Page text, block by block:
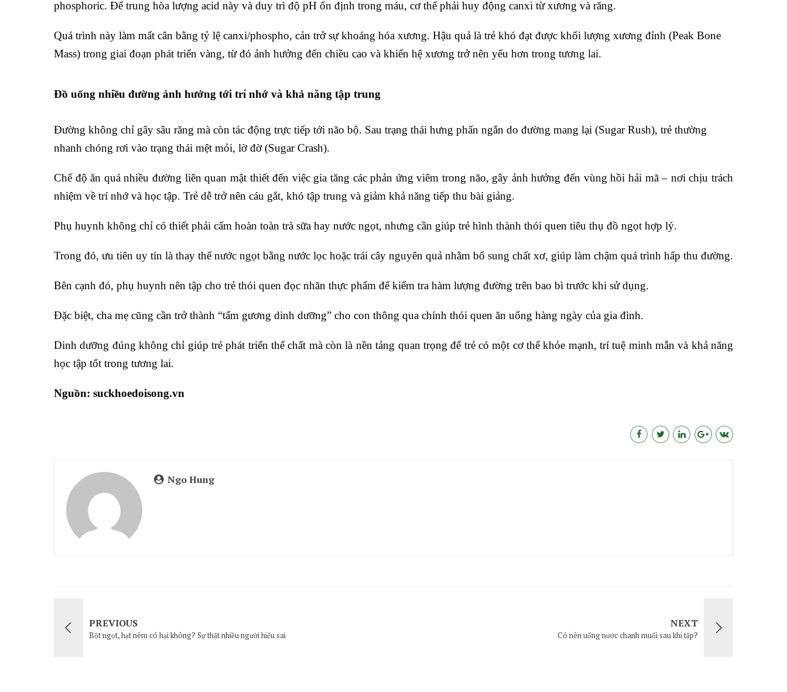
phosphoric. Để trung hòa lượng acid này và duy trì độ pH ổn định trong máu, cơ thể phải huy động canxi từ xương và răng.
Quá trình này làm mất cân bằng tỷ lệ canxi/phospho, cản trở sự khoáng hóa xương. Hậu quả là trẻ khó đạt được khối lượng xương đỉnh (Peak Bone
Mass) trong giai đoạn phát triển vàng, từ đó ảnh hưởng đến chiều cao và khiến hệ xương trở nên yếu hơn trong tương lai.
Đồ uống nhiều đường ảnh hưởng tới trí nhớ và khả năng tập trung
Đường không chỉ gây sâu răng mà còn tác động trực tiếp tới não bộ. Sau trạng thái hưng phấn ngắn do đường mang lại (Sugar Rush), trẻ thường
nhanh chóng rơi vào trạng thái mệt mỏi, lờ đờ (Sugar Crash).
Chế độ ăn quá nhiều đường liên quan mật thiết đến việc gia tăng các phản ứng viêm trong não, gây ảnh hưởng đến vùng hồi hải mã – nơi chịu trách
nhiệm về trí nhớ và học tập. Trẻ dễ trở nên cáu gắt, khó tập trung và giảm khả năng tiếp thu bài giảng.
Phụ huynh không chỉ có thiết phải cấm hoàn toàn trà sữa hay nước ngọt, nhưng cần giúp trẻ hình thành thói quen tiêu thụ đồ ngọt hợp lý.
Trong đó, ưu tiên uy tín là thay thế nước ngọt bằng nước lọc hoặc trái cây nguyên quả nhằm bổ sung chất xơ, giúp làm chậm quá trình hấp thu đường.
Bên cạnh đó, phụ huynh nên tập cho trẻ thói quen đọc nhãn thực phẩm để kiểm tra hàm lượng đường trên bao bì trước khi sử dụng.
Đặc biệt, cha mẹ cũng cần trở thành “tấm gương dinh dưỡng” cho con thông qua chính thói quen ăn uống hàng ngày của gia đình.
Dinh dưỡng đúng không chỉ giúp trẻ phát triển thể chất mà còn là nền tảng quan trọng để trẻ có một cơ thể khỏe mạnh, trí tuệ minh mẫn và khả năng
học tập tốt trong tương lai.
Nguồn: suckhoedoisong.vn
Ngo Hung
PREVIOUS
Bột ngọt, hạt nêm có hại không? Sự thật nhiều người hiểu sai
NEXT
Có nên uống nước chanh muối sau khi tập?